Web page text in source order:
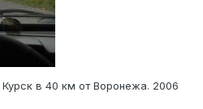
в 40 км от Воронежа. 2006